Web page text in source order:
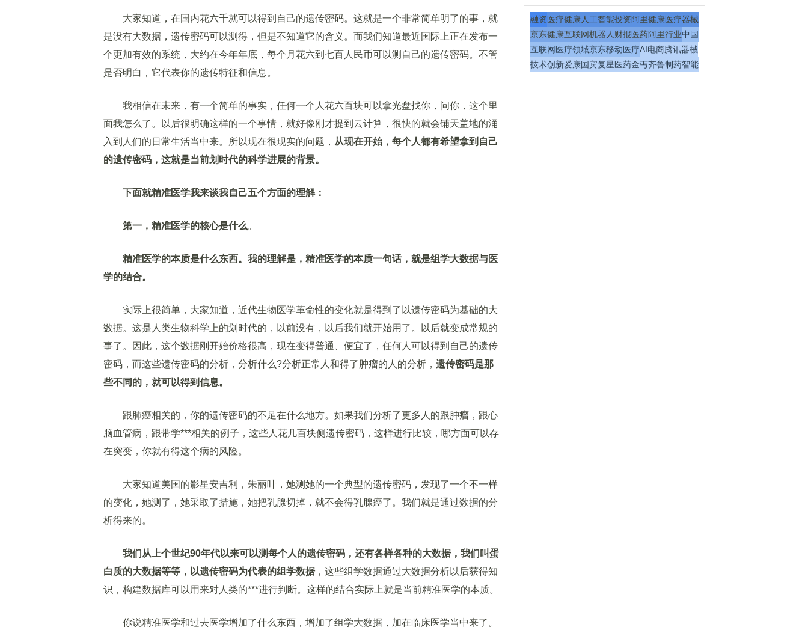
大家知道，在国内花六千就可以得到自己的遗传密码。这就是一个非常简单明了的事，就
是没有大数据，遗传密码可以测得，但是不知道它的含义。而我们知道最近国际上正在发布一
个更加有效的系统，大约在今年年底，每个月花六到七百人民币可以测自己的遗传密码。不管
是否明白，它代表你的遗传特征和信息。
我相信在未来，有一个简单的事实，任何一个人花六百块可以拿光盘找你，问你，这个里
面我怎么了。以后很明确这样的一个事情，就好像刚才提到云计算，很快的就会铺天盖地的涌
入到人们的日常生活当中来。所以现在很现实的问题， 从现在开始，每个人都有希望拿到自己
的遗传密码，这就是当前划时代的科学进展的背景。
下面就精准医学我来谈我自己五个方面的理解：
第一，精准医学的核心是什么。
精准医学的本质是什么东西。我的理解是，精准医学的本质一句话，就是组学大数据与医
学的结合。
实际上很简单，大家知道，近代生物医学革命性的变化就是得到了以遗传密码为基础的大
数据。这是人类生物科学上的划时代的，以前没有，以后我们就开始用了。以后就变成常规的
事了。因此，这个数据刚开始价格很高，现在变得普通、便宜了，任何人可以得到自己的遗传
密码，而这些遗传密码的分析，分析什么?分析正常人和得了肿瘤的人的分析， 遗传密码是那
些不同的，就可以得到信息。
跟肺癌相关的，你的遗传密码的不足在什么地方。如果我们分析了更多人的跟肿瘤，跟心
脑血管病，跟带学***相关的例子，这些人花几百块侧遗传密码，这样进行比较，哪方面可以存
在突变，你就有得这个病的风险。
大家知道美国的影星安吉利，朱丽叶，她测她的一个典型的遗传密码，发现了一个不一样
的变化，她测了，她采取了措施，她把乳腺切掉，就不会得乳腺癌了。我们就是通过数据的分
析得来的。
我们从上个世纪90年代以来可以测每个人的遗传密码，还有各样各种的大数据，我们叫蛋
白质的大数据等等，以遗传密码为代表的组学数据，这些组学数据通过大数据分析以后获得知
识，构建数据库可以用来对人类的***进行判断。这样的结合实际上就是当前精准医学的本质。
你说精准医学和过去医学增加了什么东西，增加了组学大数据，加在临床医学当中来了。
融资医疗健康人工智能投资阿里健康医疗器械
京东健康互联网机器人 财报医药阿里行业中国
互联网医疗领域京东移动医疗AI电商腾讯器械
技术创新爱康国宾复星医药金丐齐鲁制药智能